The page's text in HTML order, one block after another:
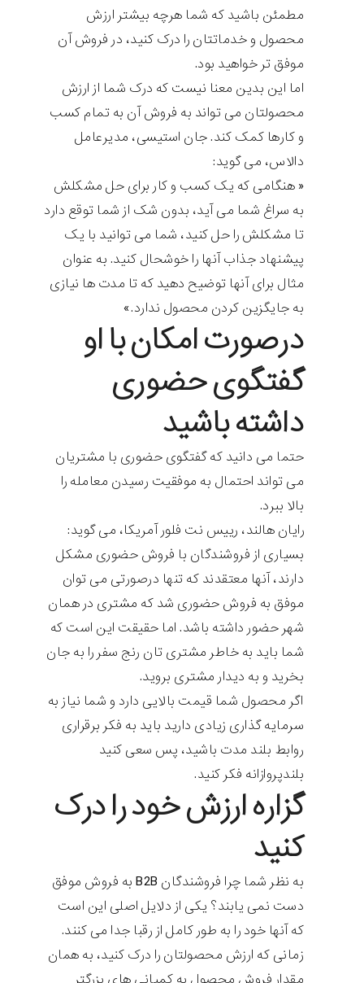
مطمئن باشید که شما هرچه بیشتر ارزش
محصول و خدماتتان را درک کنید، در فروش آن
موفق تر خواهید بود.
اما این بدین معنا نیست که درک شما از ارزش
محصولتان می تواند به فروش آن به تمام کسب
و کارها کمک کند. جان استیسی، مدیرعامل
دالاس، می گوید:
« هنگامی که یک کسب و کار برای حل مشکلش
به سراغ شما می آید، بدون شک از شما توقع دارد
تا مشکلش را حل کنید، شما می توانید با یک
پیشنهاد جذاب آنها را خوشحال کنید. به عنوان
مثال برای آنها توضیح دهید که تا مدت ها نیازی
به جایگزین کردن محصول ندارد.»
درصورت امکان با او
گفتگوی حضوری
داشته باشید
حتما می دانید که گفتگوی حضوری با مشتریان
می تواند احتمال به موفقیت رسیدن معامله را
بالا ببرد.
رایان هالند، رییس نت فلور آمریکا، می گوید:
بسیاری از فروشندگان با فروش حضوری مشکل
دارند، آنها معتقدند که تنها درصورتی می توان
موفق به فروش حضوری شد که مشتری در همان
شهر حضور داشته باشد. اما حقیقت این است که
شما باید به خاطر مشتری تان رنج سفر را به جان
بخرید و به دیدار مشتری بروید.
اگر محصول شما قیمت بالایی دارد و شما نیاز به
سرمایه گذاری زیادی دارید باید به فکر برقراری
روابط بلند مدت باشید، پس سعی کنید
بلندپروازانه فکر کنید.
گزاره ارزش خود را درک
کنید
به نظر شما چرا فروشندگان B2B به فروش موفق
دست نمی یابند؟ یکی از دلایل اصلی این است
که آنها خود را به طور کامل از رقبا جدا می کنند.
زمانی که ارزش محصولتان را درک کنید، به همان